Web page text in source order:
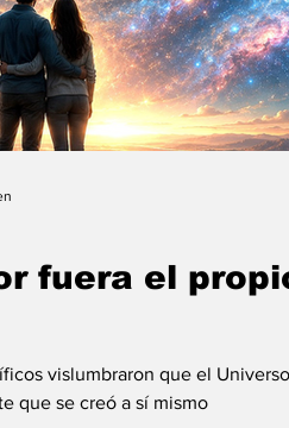
fuera el
vislumbraron que el
que se creó a sí mismo